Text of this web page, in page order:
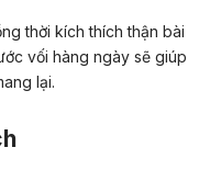
thời kích thích thận bài
vối hàng ngày sẽ giúp
lại.